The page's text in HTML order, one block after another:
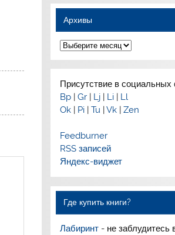
Архивы
Архивы
Присутствие в социальных
Bp| Gr| Lj| Li| Ll
Ok| Pi| Tu | Vk| Zen
Feedburner
RSS записей
Яндекс-виджет
Где купить книги?
Лабиринт- не заблудитесь